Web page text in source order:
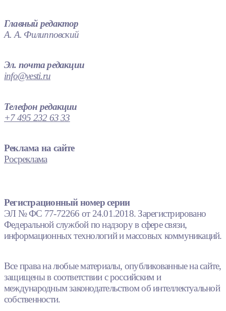
Главный редактор
А. А. Филипповский
Эл. почта редакции
info@vesti.ru
Телефон редакции
+7 495 232 63 33
Реклама на сайте
Росреклама
Регистрационный номер серии
ЭЛ № ФС 77-72266 от 24.01.2018. Зарегистрировано
Федеральной службой по надзору в сфере связи,
информационных технологий и массовых коммуникаций.
Все права на любые материалы, опубликованные на сайте,
защищены в соответствии с российским и
международным законодательством об интеллектуальной
собственности.